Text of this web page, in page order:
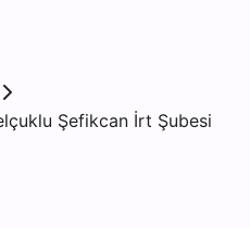
Şefikcan İrt Şubesi